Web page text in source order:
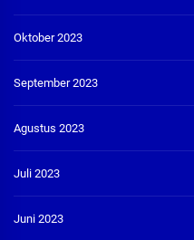
Oktober 2023
September 2023
Agustus 2023
Juli 2023
Juni 2023